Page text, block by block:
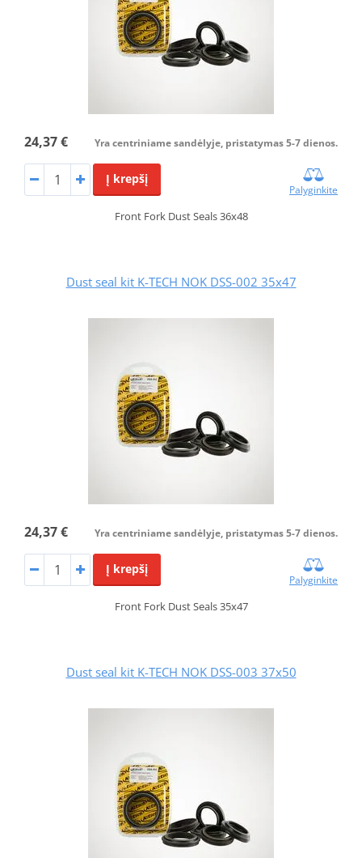
24,37 € Yra centriniame sandėlyje, pristatymas 5-7 dienos.
Į krepšį
Palyginkite
Front Fork Dust Seals 36x48
Dust seal kit K-TECH NOK DSS-002 35x47
24,37 € Yra centriniame sandėlyje, pristatymas 5-7 dienos.
Į krepšį
Palyginkite
Front Fork Dust Seals 35x47
Dust seal kit K-TECH NOK DSS-003 37x50